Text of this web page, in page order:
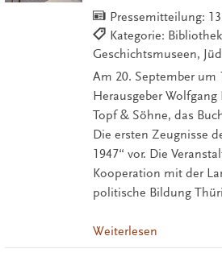
Pressemitteilung:
Kategorie:
Geschichtsmuseen,
Am 20. September um
Herausgeber
Topf & Söhne, das
Die ersten Zeugnisse
1947“ vor. Die
Kooperation mit der
politische Bildung
Weiterlesen